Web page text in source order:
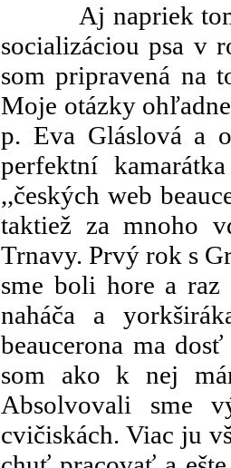
Aj napriek
socializáciou psa v
som pripravená na
Moje otázky
p. Eva Gláslová a
perfektní
,,českých web
taktiež za mnoho
Trnavy. Prvý rok s
sme boli hore a raz
naháča a
beaucerona ma
som ako k nej
Absolvovali sme
cvičiskách. Viac ju